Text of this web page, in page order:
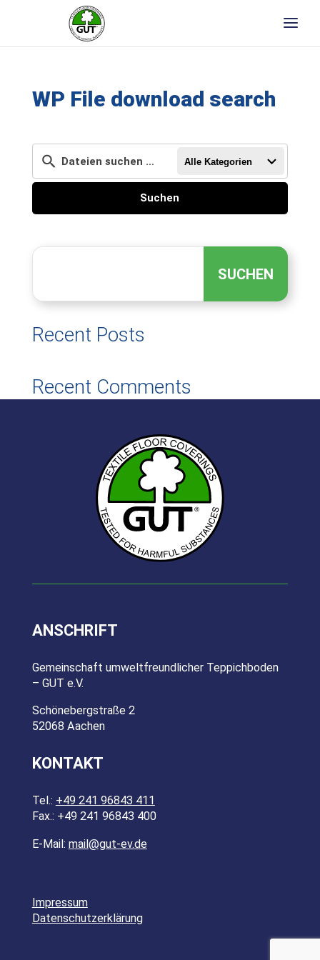
WP File download search
Alle Kategorien
Suchen
S
h
n
SUCHEN
Recent Posts
Recent Comments
ANSCHRIFT
Gemeinschaft umweltfreundlicher Teppichboden
– GUT e.V.
Schönebergstraße 2
52068 Aachen
KONTAKT
Tel.: +49 241 96843 411
Fax.: +49 241 96843 400
E-Mail: mail@gut-ev.de
Impressum
Datenschutzerklärung